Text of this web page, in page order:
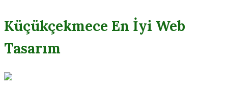
Küçükçekmece En İyi Web
Tasarım